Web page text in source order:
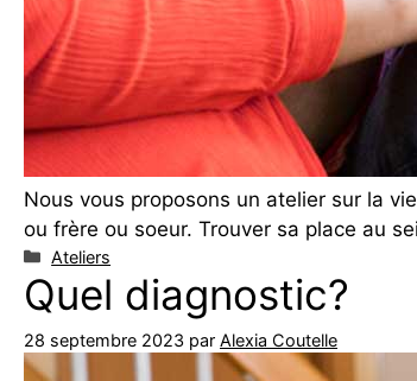
Nous vous proposons un atelier sur la
ou frère ou soeur. Trouver sa place au
Catégories
Ateliers
Quel diagnostic?
28 septembre 2023 par Alexia Coutelle